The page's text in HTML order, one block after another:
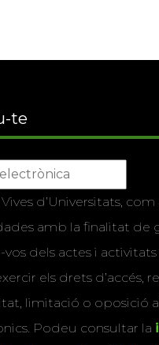
te
Vives d’Universitats,
amb la finalitat de
dels actes i
els drets d’accés,
limitació o oposició
Podeu consultar la